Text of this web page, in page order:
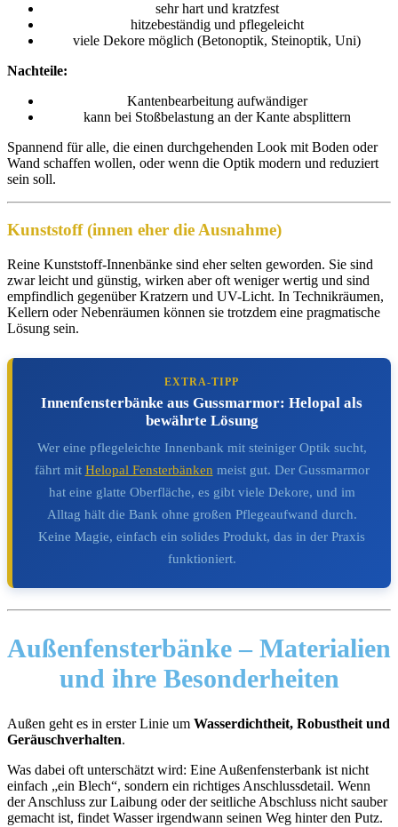
sehr hart und kratzfest
hitzebeständig und pflegeleicht
viele Dekore möglich (Betonoptik, Steinoptik, Uni)
Nachteile:
Kantenbearbeitung aufwändiger
kann bei Stoßbelastung an der Kante absplittern
Spannend für alle, die einen durchgehenden Look mit Boden oder
Wand schaffen wollen, oder wenn die Optik modern und reduziert
sein soll.
Kunststoff (innen eher die Ausnahme)
Reine Kunststoff-Innenbänke sind eher selten geworden. Sie sind
zwar leicht und günstig, wirken aber oft weniger wertig und sind
empfindlich gegenüber Kratzern und UV-Licht. In Technikräumen,
Kellern oder Nebenräumen können sie trotzdem eine pragmatische
Lösung sein.
EXTRA-TIPP
Innenfensterbänke aus Gussmarmor: Helopal als
bewährte Lösung
Wer eine pflegeleichte Innenbank mit steiniger Optik sucht,
fährt mit Helopal Fensterbänken meist gut. Der Gussmarmor
hat eine glatte Oberfläche, es gibt viele Dekore, und im
Alltag hält die Bank ohne großen Pflegeaufwand durch.
Keine Magie, einfach ein solides Produkt, das in der Praxis
funktioniert.
Außenfensterbänke – Materialien
und ihre Besonderheiten
Außen geht es in erster Linie um Wasserdichtheit, Robustheit und
Geräuschverhalten.
Was dabei oft unterschätzt wird: Eine Außenfensterbank ist nicht
einfach „ein Blech“, sondern ein richtiges Anschlussdetail. Wenn
der Anschluss zur Laibung oder der seitliche Abschluss nicht sauber
gemacht ist, findet Wasser irgendwann seinen Weg hinter den Putz.